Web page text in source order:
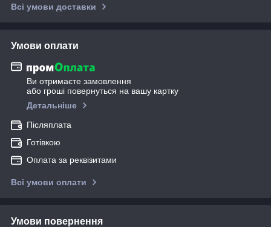
Всі умови доставки
Умови оплати
Ви отримаєте замовлення
або гроші повернуться на вашу картку
Детальніше
Післяплата
Готівкою
Оплата за реквізитами
Всі умови оплати
Умови повернення